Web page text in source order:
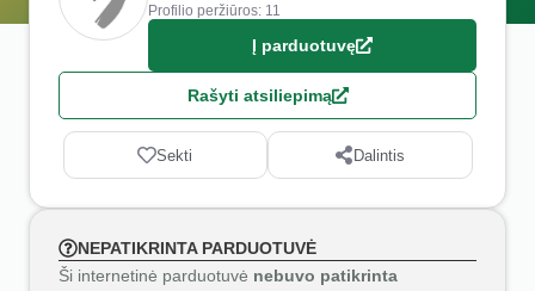
Profilio peržiūros: 11
Į parduotuvę
Rašyti atsiliepimą
Sekti Dalintis
NEPATIKRINTA PARDUOTUVĖ
Ši internetinė parduotuvė nebuvo patikrinta